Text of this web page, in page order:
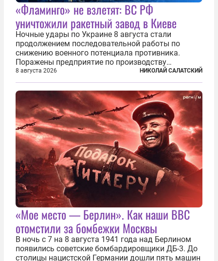
«Фламинго» не взлетят: ВС РФ
уничтожили ракетный завод в Киеве
Ночные удары по Украине 8 августа стали
продолжением последовательной работы по
снижению военного потенциала противника.
Поражены предприятие по производству
крылатых ракет, крупный склад топлива и два
сухогруза с военными грузами. Дополнительно
нанесены удары по объектам в ряде городов. В
Киеве...
8 августа 2026 НИКОЛАЙ САЛАТСКИЙ
«Мое место — Берлин». Как наши ВВС
отомстили за бомбежки Москвы
В ночь с 7 на 8 августа 1941 года над Берлином
появились советские бомбардировщики ДБ-3. До
столицы нацистской Германии дошли пять машин